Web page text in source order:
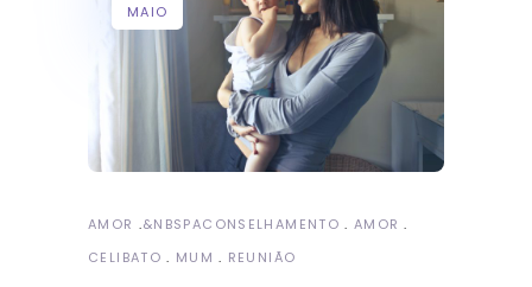
MAIO
AMOR &NBSPACONSELHAMENTO
AMOR
CELIBATO
MUM REUNIÃO